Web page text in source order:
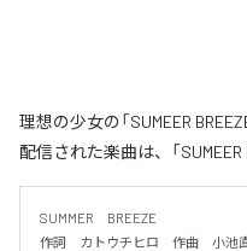
理想の少女の「SUMEER
配信された楽曲は、「SUMEER
SUMMER　BREEZE
作詞　カトウチヒロ　作曲　小池